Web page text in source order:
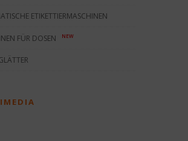
ETIKETTIERMASCHINEN
FÜR DOSEN NEW